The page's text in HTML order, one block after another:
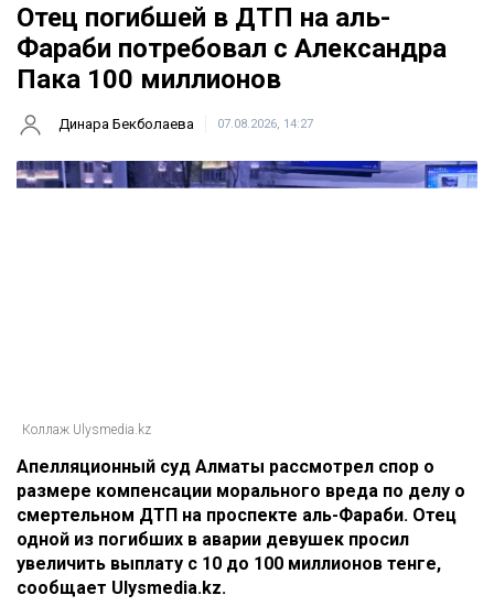
Отец погибшей в ДТП на аль-
Фараби потребовал с Александра
Пака 100 миллионов
Динара Бекболаева 07.08.2026, 14:27
Коллаж Ulysmedia.kz
Апелляционный суд Алматы рассмотрел спор о
размере компенсации морального вреда по делу о
смертельном ДТП на проспекте аль-Фараби. Отец
одной из погибших в аварии девушек просил
увеличить выплату с 10 до 100 миллионов тенге,
сообщает Ulysmedia.kz.